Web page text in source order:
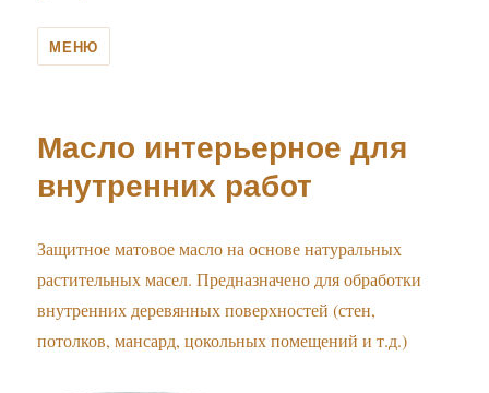
МЕНЮ
Масло интерьерное для
внутренних работ
Защитное матовое масло на основе натуральных
растительных масел. Предназначено для обработки
внутренних деревянных поверхностей (стен,
потолков, мансард, цокольных помещений и т.д.)